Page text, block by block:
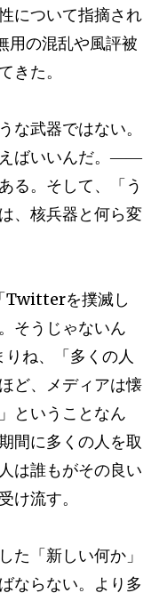
について指摘され
の混乱や風評被
きた。
な武器ではない。
えばいいんだ。――
る。そして、「う
、核兵器と何ら変
Twitterを撲滅し
そうじゃないん
ね、「多くの人
ど、メディアは懐
ということなん
間に多くの人を取
は誰もがその良い
け流す。
た「新しい何か」
ならない。より多